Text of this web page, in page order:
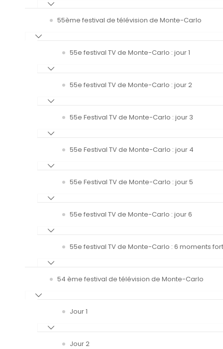
55ème festival de télévision de Monte-Carlo
55e festival TV de Monte-Carlo : jour 1
55e festival TV de Monte-Carlo : jour 2
55e Festival TV de Monte-Carlo : jour 3
55e Festival TV de Monte-Carlo : jour 4
55e Festival TV de Monte-Carlo : jour 5
55e festival TV de Monte-Carlo : jour 6
55e festival TV de Monte-Carlo : 6 moments
54 ème festival de télévision de Monte-Carlo
Jour 1
Jour 2